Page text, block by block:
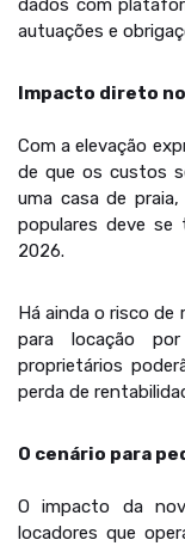
dados com
autuações e
Impacto direto
Com a elevação
de que os custos
uma casa de
populares deve se
2026.
Há ainda o risco de
para locação
proprietários
perda de
O cenário para
O impacto da
locadores que